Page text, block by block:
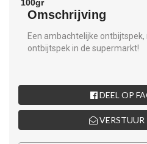
Omschrijving
Een ambachtelijke
ontbijtspek in de supermarkt!
DEEL OP
VERSTUUR